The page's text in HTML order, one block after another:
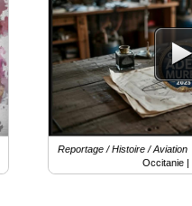
Reportage / Histoire / Aviation
Occitanie |